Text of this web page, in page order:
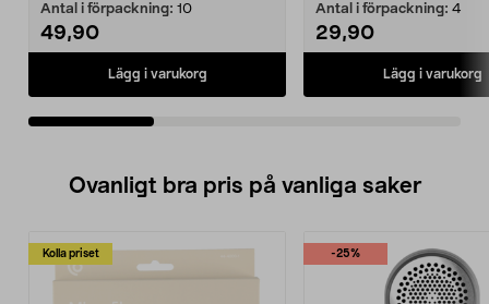
Antal i förpackning: 10
49,90
Lägg i varukorg
Antal i förpackning: 4
29,90
Lägg i varukorg
Ovanligt bra pris på vanliga saker
Kolla priset -25%